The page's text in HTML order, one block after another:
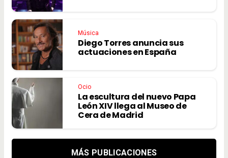
Música
Diego Torres anuncia sus
actuaciones en España
Ocio
La escultura del nuevo Papa
León XIV llega al Museo de
Cera de Madrid
MÁS PUBLICACIONES